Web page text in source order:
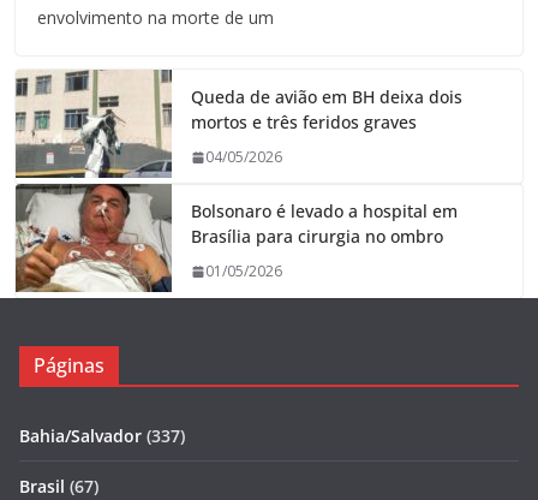
envolvimento na morte de um
Queda de avião em BH deixa dois
mortos e três feridos graves
04/05/2026
Bolsonaro é levado a hospital em
Brasília para cirurgia no ombro
01/05/2026
Páginas
Bahia/Salvador (337)
Brasil (67)